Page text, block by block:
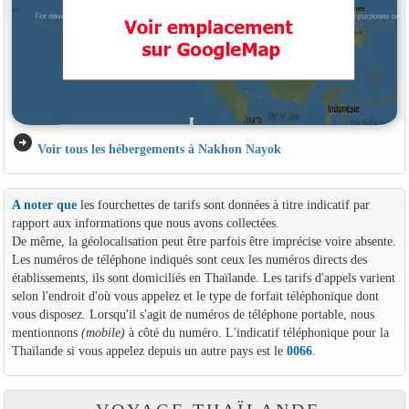
arrow_circle_right Voir tous les hébergements à Nakhon Nayok
A noter queles fourchettes de tarifs sont données à titre indicatif par
rapport aux informations que nous avons collectées.
De même, la géolocalisation peut être parfois être imprécise voire absente.
Les numéros de téléphone indiqués sont ceux les numéros directs des
établissements, ils sont domiciliés en Thaïlande. Les tarifs d'appels varient
selon l'endroit d'où vous appelez et le type de forfait téléphonique dont
vous disposez. Lorsqu'il s'agit de numéros de téléphone portable, nous
mentionnons (mobile)à côté du numéro. L'indicatif téléphonique pour la
Thaïlande si vous appelez depuis un autre pays est le 0066.